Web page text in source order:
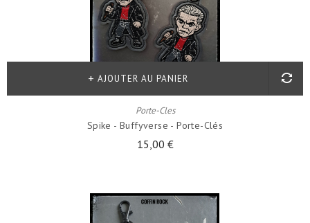
Porte-Cles
Spike - Buffyverse - Porte-Clés
15,00 €
AJOUTER AU PANIER